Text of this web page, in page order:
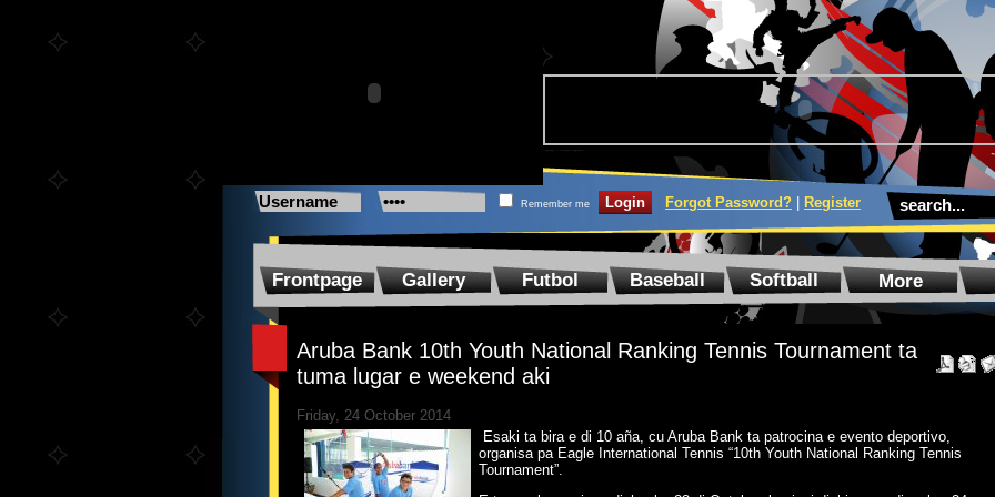
Remember me Forgot Password? Register
Frontpage Gallery Futbol Baseball Softball More
Aruba Bank 10th Youth National Ranking Tennis Tournament ta
tuma lugar e weekend aki
Friday, 24 October 2014
Esaki ta bira e di 10 aña, cu Aruba Bank ta patrocina e evento deportivo,
organisa pa Eagle International Tennis “10th Youth National Ranking Tennis
Tournament”.